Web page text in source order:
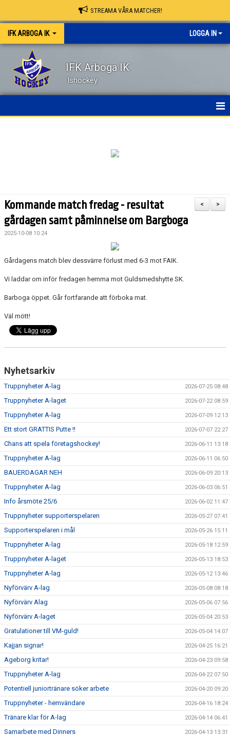
STREAMA VÅRA MATCHER!
IFK ARBOGA IK LOGGA IN
IFK Arboga IK
Ishockey
KALENDER
DOKUMENT
VÅRA LAG
MATCHER
ISSCHEMA
BOKA LOGE OCH MAT
DEN BLÅVITA VÄGEN
BILJETTER
A-LAGETS MATCHER 25/26
KLUBBPROFIL
MEDLEMSSKAP
ENKRONASMATCH 2026
>
<
Kommande match fredag - resultat
gårdagen samt påminnelse om Bargboga
2025-10-08 10:24
Gårdagens match blev dessvärre förlust med 6-3 mot FAIK.
Vi laddar om inför fredagen hemma mot Guldsmedshytte SK.
Barboga öppet. Går fortfarande att förboka mat.
Väl mött!
Nyhetsarkiv
Truppnyheter A-lag 2026-07-25 08:48
Truppnyheter A-laget 2026-07-22 08:59
Truppnyheter A-lag 2026-07-09 12:13
Ett stort GRATTIS Putte !! 2026-07-07 22:27
Chans att spela företagshockey! 2026-06-11 13:18
Truppnyheter A-lag 2026-06-11 06:50
BAUERDAGAR NEH 2026-06-09 20:13
Truppnyheter A-lag 2026-06-03 06:51
Info årsmöte 25/6 2026-06-02 11:47
Truppnyheter supporterspelaren 2026-05-27 07:41
Supporterspelaren i mål 2026-05-26 15:11
Truppnyheter A-lag 2026-05-18 12:59
Truppnyheter A-laget 2026-05-13 18:53
Truppnyheter A-lag 2026-05-12 13:46
Nyförvärv A-lag 2026-05-08 08:18
Nyförvärv Alag 2026-05-06 07:56
Nyförvärv A-laget 2026-05-04 20:53
Gratulationer till VM-guld! 2026-05-04 14:07
Kajjan signar! 2026-04-25 16:21
Ageborg kritar! 2026-04-23 09:58
Truppnyheter A-lag 2026-04-22 07:50
Potentiell juniortränare söker arbete 2026-04-20 09:20
Truppnyheter - hemvändare 2026-04-16 18:24
Tränare klar för A-lag 2026-04-14 06:41
Samarbete med Dinners 2026-04-13 13:31